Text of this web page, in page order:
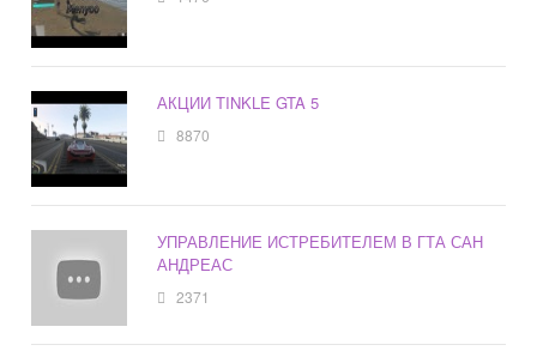
АКЦИИ TINKLE GTA 5
8870
УПРАВЛЕНИЕ ИСТРЕБИТЕЛЕМ В ГТА САН
АНДРЕАС
2371